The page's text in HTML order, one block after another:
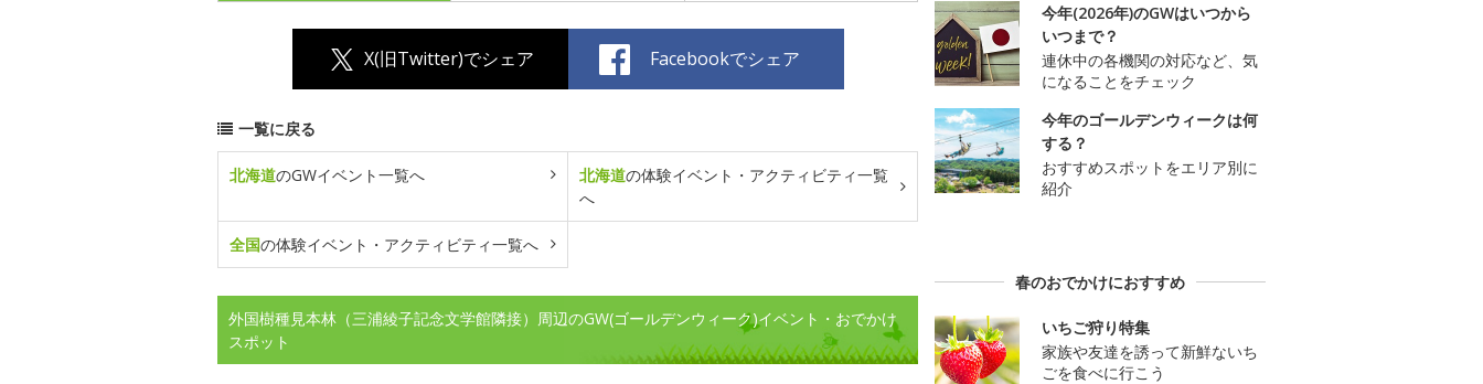
X(旧Twitter)でシェア Facebookでシェア
一覧に戻る
北海道のGWイベント一覧へ 北海道の体験イベント・アクティビティ一覧
へ
全国の体験イベント・アクティビティ一覧へ
外国樹種見本林（三浦綾子記念文学館隣接）周辺のGW(ゴールデンウィーク)イベント・おでかけ
スポット
今年(2026年)のGWはいつから
いつまで？
連休中の各機関の対応など、気
になることをチェック
今年のゴールデンウィークは何
する？
おすすめスポットをエリア別に
紹介
春のおでかけにおすすめ
いちご狩り特集
家族や友達を誘って新鮮ないち
ごを食べに行こう